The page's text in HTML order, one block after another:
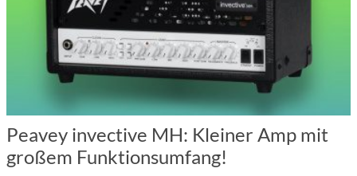
Peavey invective MH: Kleiner Amp mit
großem Funktionsumfang!